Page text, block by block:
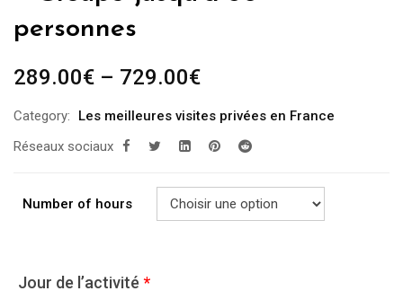
personnes
289.00€ – 729.00€
Category:
Les meilleures visites privées en France
Réseaux sociaux
Number of hours
Jour de l’activité *